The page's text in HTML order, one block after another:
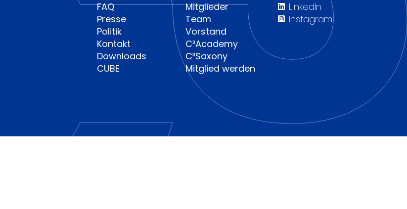
FAQ
Presse
Politik
Kontakt
Downloads
CUBE
Mitglieder
Team
Vorstand
C³Academy
C³Saxony
Mitglied werden
LinkedIn
Instagram